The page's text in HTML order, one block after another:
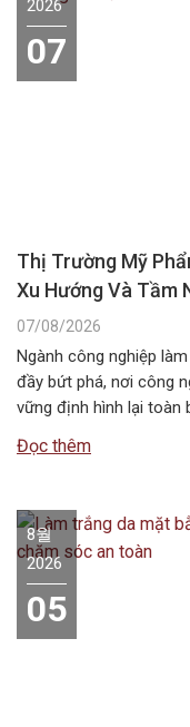
2026
07
Thị Trường Mỹ
Xu Hướng Và Tầm
07/08/2026
Ngành công nghiệp
đầy bứt phá, nơi công
vững định hình lại toàn
quy mô, động…
Đọc thêm
8월
2026
05